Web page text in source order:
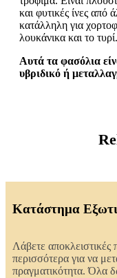
και φυτικές ίνες από
κατάλληλη για
λουκάνικα και το τυρί.
Αυτά τα φασόλια
υβριδικό ή
Κατάστημα
Λάβετε
περισσότερα για να
πραγματικότητα. Όλα